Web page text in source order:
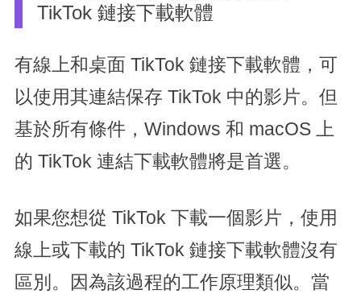
TikTok 鏈接下載軟體
有線上和桌面 TikTok 鏈接下載軟體，可
以使用其連結保存 TikTok 中的影片。但
基於所有條件，Windows 和 macOS 上
的 TikTok 連結下載軟體將是首選。
如果您想從 TikTok 下載一個影片，使用
線上或下載的 TikTok 鏈接下載軟體沒有
區別。因為該過程的工作原理類似。當